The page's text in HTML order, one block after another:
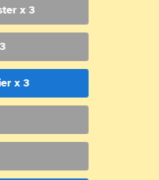
x 3
x 3